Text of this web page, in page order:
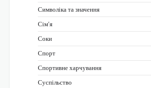
Символіка та значення
Сім’я
Соки
Спорт
Спортивне харчування
Суспільство